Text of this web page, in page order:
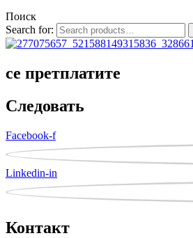
Поиск
Search for:
се претплатите
Следовать
Facebook-f
Linkedin-in
Контакт